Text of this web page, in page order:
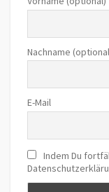
Nachname
E-Mail
Indem Du